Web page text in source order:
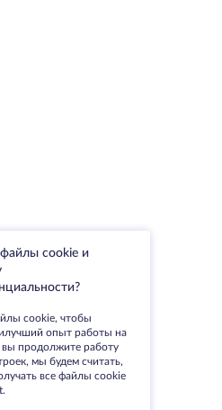
cookie и
cookie, чтобы
опыт работы на
продолжите работу
мы будем считать,
все файлы cookie